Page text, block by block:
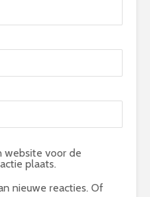
website voor de
plaats.
nieuwe reacties. Of